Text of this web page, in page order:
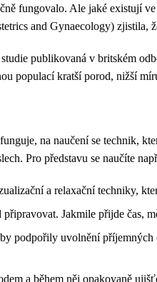
fungovalo. Ale jaké existují
and Gynaecology)
publikovaná v britském
populací kratší porod, nižší
na naučení se technik,
Pro představu se naučíte
a relaxační techniky,
připravovat. Jakmile přijde čas,
podpořily uvolnění
a během něj opakovaně